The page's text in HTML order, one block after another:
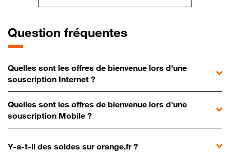
Question fréquentes
Quelles sont les offres de bienvenue lors d'une
souscription Internet ?
Quelles sont les offres de bienvenue lors d'une
souscription Mobile ?
Y-a-t-il des soldes sur orange.fr ?